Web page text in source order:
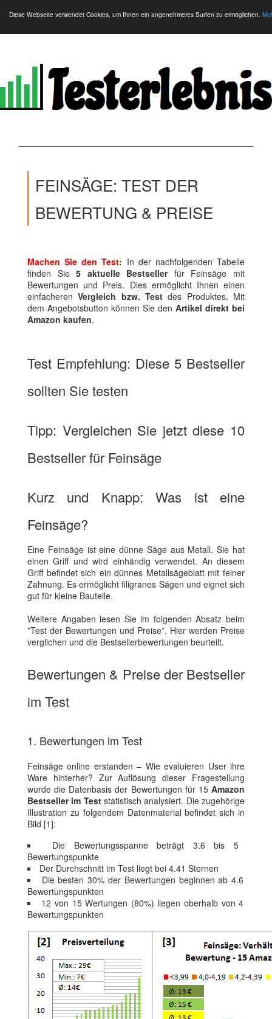
Diese Webseite verwendet Cookies, um Ihnen ein angenehmeres Surfen zu ermöglichen.
FEINSÄGE: TEST DER
BEWERTUNG & PREISE
Machen Sie den Test: In der nachfolgenden Tabelle
finden Sie5 aktuelle Bestsellerfür Feinsäge mit
Bewertungen und Preis. Dies ermöglicht Ihnen einen
einfacherenVergleich bzw. Test des Produktes. Mit
dem Angebotsbutton können Sie den Artikel direkt bei
Amazon kaufen.
Test Empfehlung: Diese 5 Bestseller
sollten Sie testen
Tipp: Vergleichen Sie jetzt diese 10
Bestseller für Feinsäge
Kurz und Knapp: Was ist eine
Feinsäge?
Eine Feinsäge ist eine dünne Säge aus Metall. Sie hat
einen Griff und wird einhändig verwendet. An diesem
Griff befindet sich ein dünnes Metallsägeblatt mit feiner
Zahnung. Es ermöglicht filigranes Sägen und eignet sich
gut für kleine Bauteile.
Weitere Angaben lesen Sie im folgenden Absatz beim
*Test der Bewertungen und Preise*. Hier werden Preise
verglichen und die Bestsellerbewertungen beurteilt.
Bewertungen & Preise der Bestseller
im Test
1. Bewertungen im Test
Feinsäge online erstanden – Wie evaluieren User ihre
Ware hinterher? Zur Auflösung dieser Fragestellung
wurde die Datenbasis der Bewertungen für 15 Amazon
Bestseller im Teststatistisch analysiert. Die zugehörige
Illustration zu folgendem Datenmaterial befindet sich in
Bild [1]:
Die Bewertungsspanne beträgt 3.6 bis 5
Bewertungspunkte
Der Durchschnitt im Test liegt bei 4.41 Sternen
Die besten 30% der Bewertungen beginnen ab 4.6
Bewertungspunkten
12 von 15 Wertungen (80%) liegen oberhalb von 4
Bewertungspunkten